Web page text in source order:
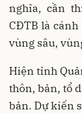
nghĩa, cần
CĐTB là
vùng sâu,
Hiện tỉnh
thôn, bản, tổ
bản. Dự kiến